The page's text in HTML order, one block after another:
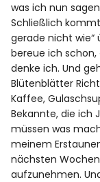
was ich nun
Schließlich
gerade nicht wie“
bereue ich
denke ich. Und
Blütenblätter
Kaffee,
Bekannte, die ich
müssen was
meinem
nächsten
aufzunehmen.